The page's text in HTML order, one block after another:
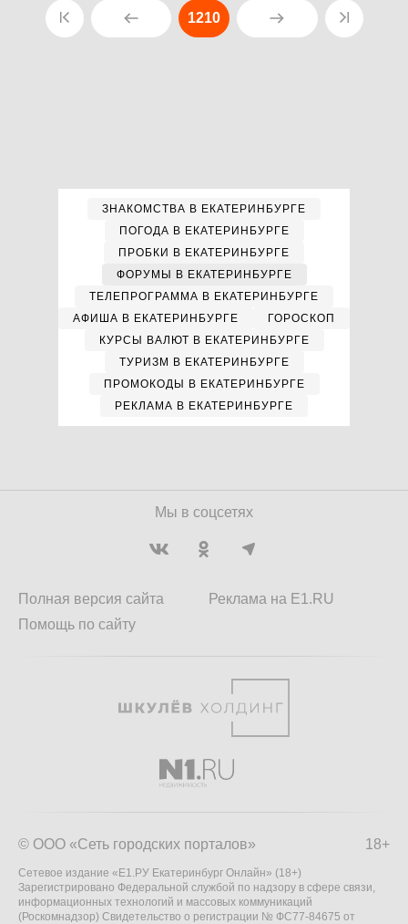
1210
ЗНАКОМСТВА В ЕКАТЕРИНБУРГЕ
ПОГОДА В ЕКАТЕРИНБУРГЕ
ПРОБКИ В ЕКАТЕРИНБУРГЕ
ФОРУМЫ В ЕКАТЕРИНБУРГЕ
ТЕЛЕПРОГРАММА В ЕКАТЕРИНБУРГЕ
АФИША В ЕКАТЕРИНБУРГЕ
ГОРОСКОП
КУРСЫ ВАЛЮТ В ЕКАТЕРИНБУРГЕ
ТУРИЗМ В ЕКАТЕРИНБУРГЕ
ПРОМОКОДЫ В ЕКАТЕРИНБУРГЕ
РЕКЛАМА В ЕКАТЕРИНБУРГЕ
Мы в соцсетях
Полная версия сайта
Помощь по сайту
Реклама на E1.RU
18+
© ООО «Сеть городских порталов»
Сетевое издание «Е1.РУ Екатеринбург Онлайн» (18+)
Зарегистрировано Федеральной службой по надзору в сфере связи,
информационных технологий и массовых коммуникаций
(Роскомнадзор) Свидетельство о регистрации № ФС77-84675 от